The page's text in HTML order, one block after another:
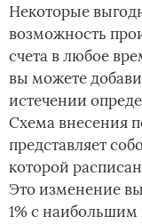
Некоторые
возможность
счета в любое
вы можете
истечении
Схема внесения
представляет
которой
Это изменение
1% с наибольшим